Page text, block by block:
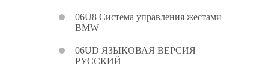
06U8 Система управления жестами
BMW
06UD ЯЗЫКОВАЯ ВЕРСИЯ
РУССКИЙ